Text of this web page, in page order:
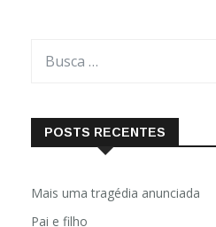
POSTS RECENTES
Mais uma tragédia anunciada
Pai e filho